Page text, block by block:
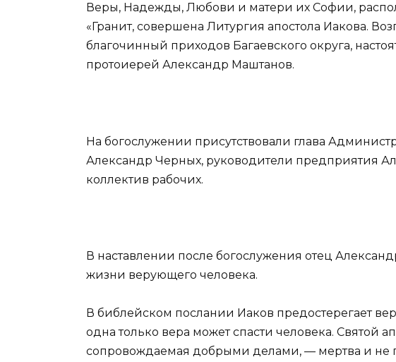
Веры, Надежды, Любови и матери их Софии,
«Гранит, совершена Литургия апостола Иакова.
благочинный приходов Багаевского округа,
протоиерей Александр Маштанов.
На богослужении присутствовали глава
Александр Черных, руководители предприятия
коллектив рабочих.
В наставлении после богослужения отец
жизни верующего человека.
В библейском послании Иаков предостерегает
одна только вера может спасти человека. Святой
сопровождаемая добрыми делами, — мертва и не